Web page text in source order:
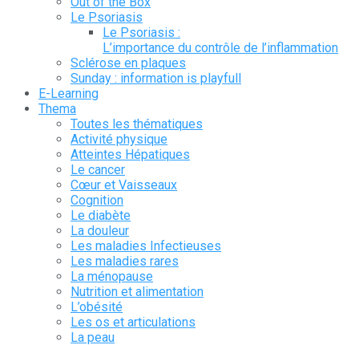
Le Psoriasis
Le Psoriasis :
L’importance du contrôle de l’inflammation
Sclérose en plaques
Sunday : information is playfull
E-Learning
Thema
Toutes les thématiques
Activité physique
Atteintes Hépatiques
Le cancer
Cœur et Vaisseaux
Cognition
Le diabète
La douleur
Les maladies Infectieuses
Les maladies rares
La ménopause
Nutrition et alimentation
L’obésité
Les os et articulations
La peau